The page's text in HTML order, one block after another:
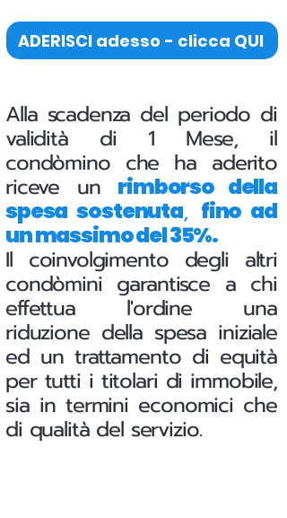
ADERISCI adesso - clicca QUI
Alla scadenza del periodo di
validità di 1 Mese, il
condòmino che ha aderito
riceve un rimborso della
spesa sostenuta, fino ad
un massimo del 35%.
Il coinvolgimento degli altri
condòmini garantisce a chi
effettua l'ordine una
riduzione della spesa iniziale
ed un trattamento di equità
per tutti i titolari di immobile,
sia in termini economici che
di qualità del servizio.